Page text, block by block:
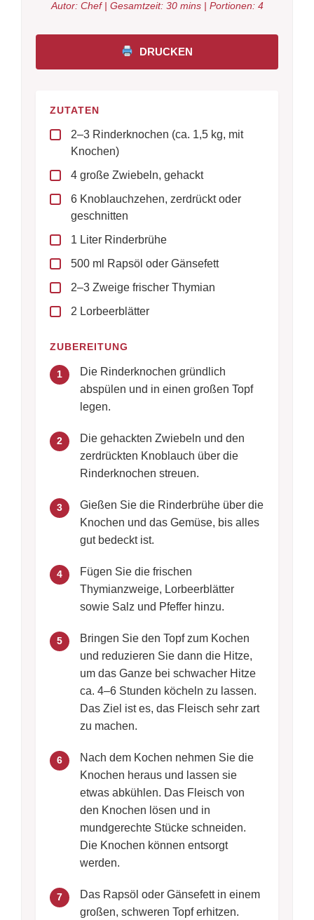
Autor: Chef| Gesamtzeit: 30 mins| Portionen: 4
DRUCKEN
ZUTATEN
2–3 Rinderknochen (ca. 1,5 kg, mit
Knochen)
4 große Zwiebeln, gehackt
6 Knoblauchzehen, zerdrückt oder
geschnitten
1 Liter Rinderbrühe
500 ml Rapsöl oder Gänsefett
2–3 Zweige frischer Thymian
2 Lorbeerblätter
ZUBEREITUNG
1
Die Rinderknochen gründlich
abspülen und in einen großen Topf
legen.
2
Die gehackten Zwiebeln und den
zerdrückten Knoblauch über die
Rinderknochen streuen.
3
Gießen Sie die Rinderbrühe über die
Knochen und das Gemüse, bis alles
gut bedeckt ist.
4
Fügen Sie die frischen
Thymianzweige, Lorbeerblätter
sowie Salz und Pfeffer hinzu.
5
Bringen Sie den Topf zum Kochen
und reduzieren Sie dann die Hitze,
um das Ganze bei schwacher Hitze
ca. 4–6 Stunden köcheln zu lassen.
Das Ziel ist es, das Fleisch sehr zart
zu machen.
6
Nach dem Kochen nehmen Sie die
Knochen heraus und lassen sie
etwas abkühlen. Das Fleisch von
den Knochen lösen und in
mundgerechte Stücke schneiden.
Die Knochen können entsorgt
werden.
7
Das Rapsöl oder Gänsefett in einem
großen, schweren Topf erhitzen.